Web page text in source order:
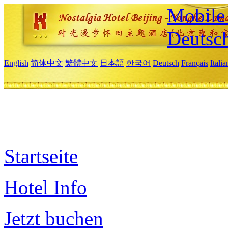
Mobile
English 简体中文 繁體中文 日本語 한국어 Deutsch Français
Startseite
Hotel Info
Jetzt buchen